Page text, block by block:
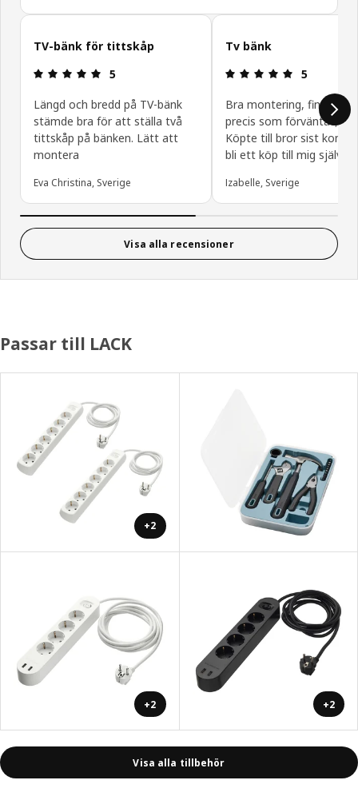
Hoppa över
TV-bänk för tittskåp
Recension: 5 utav 5 stjärnor.
5
Längd och bredd på TV-bänk
stämde bra för att ställa två
tittskåp på bänken. Lätt att
montera
Eva Christina, Sverige
Tv bänk
5
Bra montering, fint
precis som förväntat,
Köpte till bror sist
bli ett köp till mig själv
Izabelle, Sverige
Visa alla recensioner
Passar till LACK
+2
+2 +2
Visa alla tillbehör